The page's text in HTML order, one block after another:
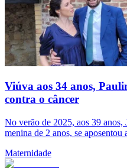
Viúva aos 34 anos,
contra o câncer
No verão de 2025, aos 39 anos,
menina de 2 anos, se aposentou
Maternidade